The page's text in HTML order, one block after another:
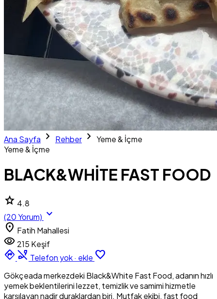
Ana Sayfa chevron_right Rehber chevron_right Yeme & İçme
Yeme & İçme
BLACK&WHİTE FAST FOOD
star 4.8
(20 Yorum) expand_more
location_on Fatih Mahallesi
visibility 215 Keşif
directions phone_disabled Telefon yok · ekle favorite_border
Gökçeada merkezdeki Black&White Fast Food, adanın hızlı
yemek beklentilerini lezzet, temizlik ve samimi hizmetle
karşılayan nadir duraklardan biri. Mutfak ekibi, fast food